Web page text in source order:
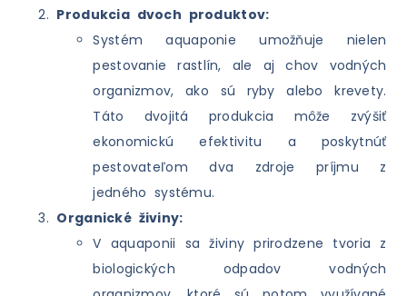
Produkcia dvoch produktov:
Systém aquaponie umožňuje nielen
pestovanie rastlín, ale aj chov vodných
organizmov, ako sú ryby alebo krevety.
Táto dvojitá produkcia môže zvýšiť
ekonomickú efektivitu a poskytnúť
pestovateľom dva zdroje príjmu z
jedného systému.
Organické živiny:
V aquaponii sa živiny prirodzene tvoria z
biologických odpadov vodných